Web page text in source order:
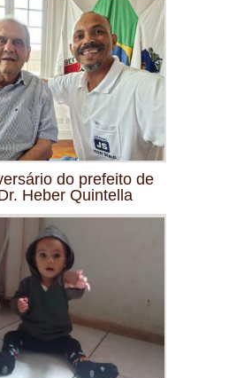
do prefeito de
Heber Quintella